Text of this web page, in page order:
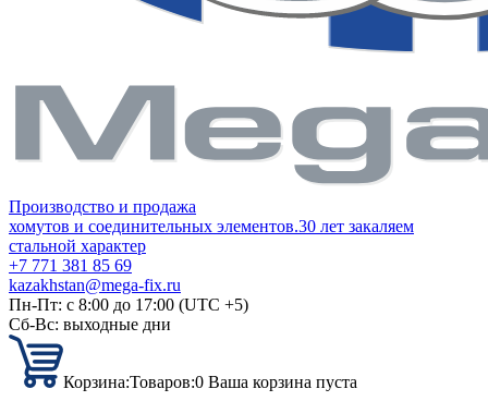
Производство и продажа
хомутов и соединительных элементов.30 лет закаляем
стальной характер
+7 771 381 85 69
kazakhstan@mega-fix.ru
Пн-Пт: с 8:00 до 17:00 (UTC +5)
Сб-Вс: выходные дни
Корзина:Товаров:0 Ваша корзина пуста